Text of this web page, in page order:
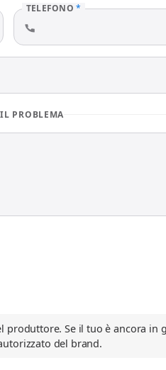
TELEFONO*
PROBLEMA
produttore. Se il tuo è ancora in
del brand.